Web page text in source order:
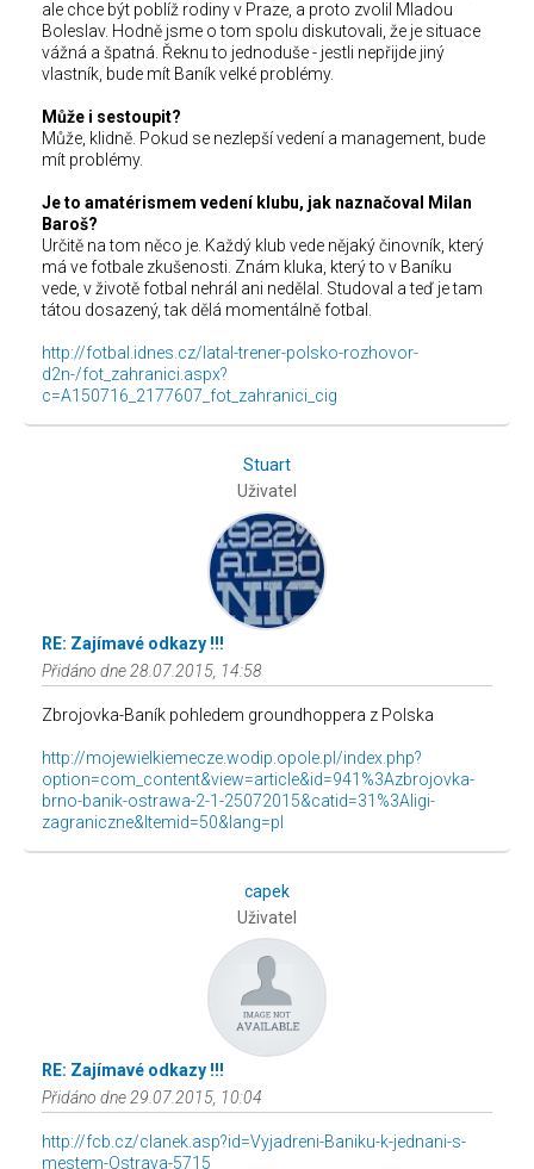
ale chce být poblíž rodiny v Praze, a proto zvolil Mladou
Boleslav. Hodně jsme o tom spolu diskutovali, že je situace
vážná a špatná. Řeknu to jednoduše - jestli nepřijde jiný
vlastník, bude mít Baník velké problémy.
Může i sestoupit?
Může, klidně. Pokud se nezlepší vedení a management, bude
mít problémy.
Je to amatérismem vedení klubu, jak naznačoval Milan
Baroš?
Určitě na tom něco je. Každý klub vede nějaký činovník, který
má ve fotbale zkušenosti. Znám kluka, který to v Baníku
vede, v životě fotbal nehrál ani nedělal. Studoval a teď je tam
tátou dosazený, tak dělá momentálně fotbal.
http://fotbal.idnes.cz/latal-trener-polsko-rozhovor-
d2n-/fot_zahranici.aspx?
c=A150716_2177607_fot_zahranici_cig
Stuart
Uživatel
RE: Zajímavé odkazy !!!
Přidáno dne 28.07.2015, 14:58
Zbrojovka-Baník pohledem groundhoppera z Polska
http://mojewielkiemecze.wodip.opole.pl/index.php?
option=com_content&view=article&id=941%3Azbrojovka-
brno-banik-ostrawa-2-1-25072015&catid=31%3Aligi-
zagraniczne&Itemid=50&lang=pl
capek
Uživatel
RE: Zajímavé odkazy !!!
Přidáno dne 29.07.2015, 10:04
http://fcb.cz/clanek.asp?id=Vyjadreni-Baniku-k-jednani-s-
mestem-Ostrava-5715